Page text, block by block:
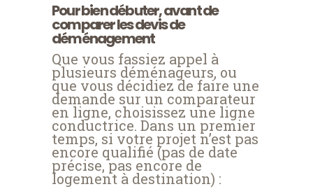
Pour bien débuter, avant de
comparer les devis de
déménagement
Que vous fassiez appel à
plusieurs déménageurs, ou
que vous décidiez de faire une
demande sur un comparateur
en ligne, choisissez une ligne
conductrice. Dans un premier
temps, si votre projet n’est pas
encore qualifié (pas de date
précise, pas encore de
logement à destination) :